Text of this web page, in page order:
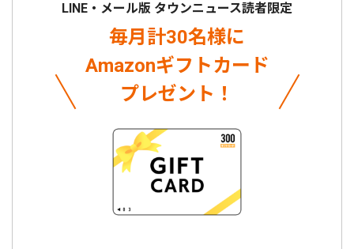
LINE・メール版 タウンニュース読者限定
毎月計30名様に
Amazonギフトカード
プレゼント！